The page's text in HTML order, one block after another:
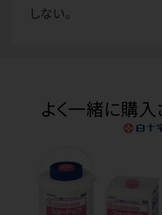
しない。
よく一緒に購